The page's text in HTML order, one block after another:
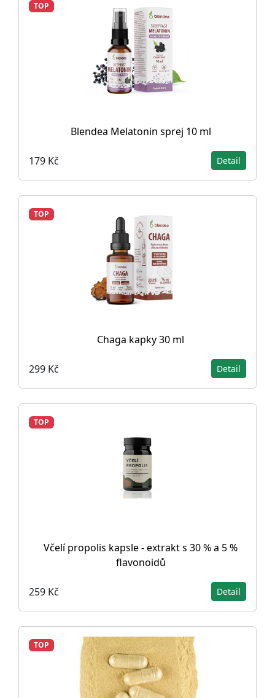
TOP
Blendea Melatonin sprej 10 ml
179 Kč Detail
TOP
Chaga kapky 30 ml
299 Kč Detail
TOP
Včelí propolis kapsle - extrakt s 30 % a 5 %
flavonoidů
259 Kč Detail
TOP